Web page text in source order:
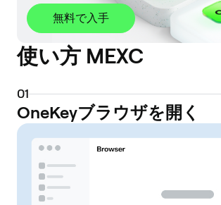
無料で入手
使い方 MEXC
01
OneKeyブラウザを開く